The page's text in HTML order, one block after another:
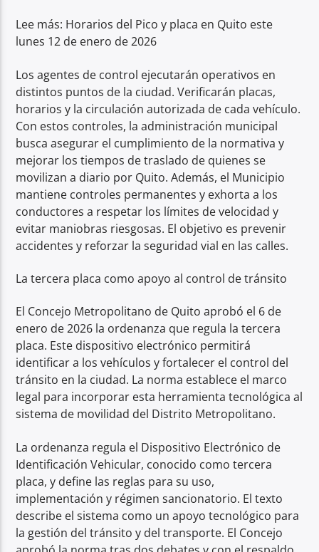
Lee más: Horarios del Pico y placa en Quito este
lunes 12 de enero de 2026
Los agentes de control ejecutarán operativos en
distintos puntos de la ciudad. Verificarán placas,
horarios y la circulación autorizada de cada vehículo.
Con estos controles, la administración municipal
busca asegurar el cumplimiento de la normativa y
mejorar los tiempos de traslado de quienes se
movilizan a diario por Quito. Además, el Municipio
mantiene controles permanentes y exhorta a los
conductores a respetar los límites de velocidad y
evitar maniobras riesgosas. El objetivo es prevenir
accidentes y reforzar la seguridad vial en las calles.
La tercera placa como apoyo al control de tránsito
El Concejo Metropolitano de Quito aprobó el 6 de
enero de 2026 la ordenanza que regula la tercera
placa. Este dispositivo electrónico permitirá
identificar a los vehículos y fortalecer el control del
tránsito en la ciudad. La norma establece el marco
legal para incorporar esta herramienta tecnológica al
sistema de movilidad del Distrito Metropolitano.
La ordenanza regula el Dispositivo Electrónico de
Identificación Vehicular, conocido como tercera
placa, y define las reglas para su uso,
implementación y régimen sancionatorio. El texto
describe el sistema como un apoyo tecnológico para
la gestión del tránsito y del transporte. El Concejo